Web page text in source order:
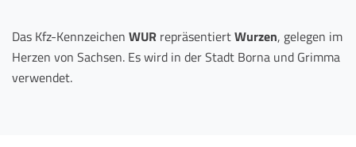
Das Kfz-Kennzeichen WUR repräsentiertWurzen, gelegen im
Herzen von Sachsen. Es wird in der Stadt Borna und Grimma
verwendet.